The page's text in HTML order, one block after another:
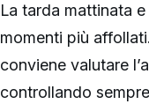
La tarda mattinata
momenti più
conviene valutare
controllando